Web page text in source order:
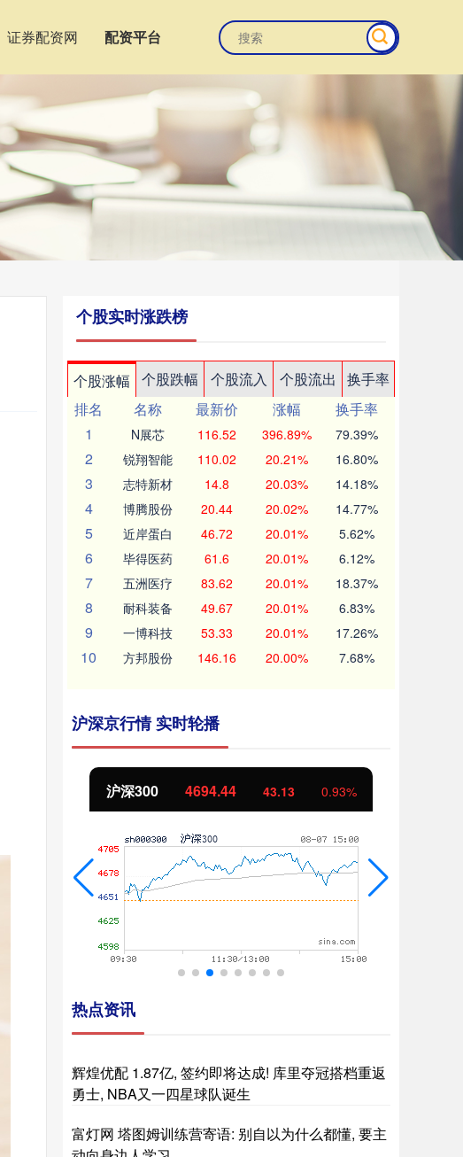
证券配资网 配资平台
个股实时涨跌榜
个股涨幅 个股跌幅 个股流入 个股流出
换手率
排名
名称 最新价 涨幅
换手率
1
N展芯 116.52 396.89% 79.39%
2 锐翔智能 110.02 20.21% 16.80%
3 志特新材 14.8 20.03% 14.18%
4 博腾股份 20.44 20.02% 14.77%
5 近岸蛋白 46.72 20.01% 5.62%
6 毕得医药 61.6 20.01% 6.12%
7 五洲医疗 83.62 20.01% 18.37%
8 耐科装备 49.67 20.01% 6.83%
9 一博科技 53.33 20.01% 17.26%
10 方邦股份 146.16 20.00% 7.68%
沪深京行情 实时轮播
北证50 1134.24 11.37 1.01%
热点资讯
辉煌优配 1.87亿, 签约即将达成! 库里夺冠搭档重返
勇士, NBA又一四星球队诞生
富灯网 塔图姆训练营寄语: 别自以为什么都懂, 要主